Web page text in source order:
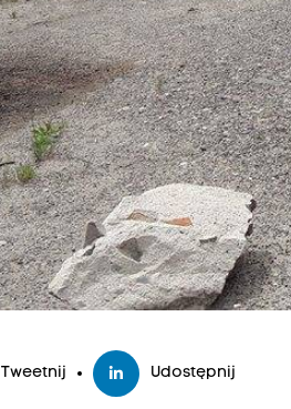
Tweetnij Udostępnij